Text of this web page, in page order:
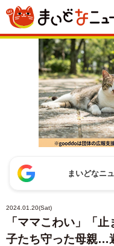
まいどなニ
2024.01.20(Sat)
「ママこわい」「
子たち守った母親…